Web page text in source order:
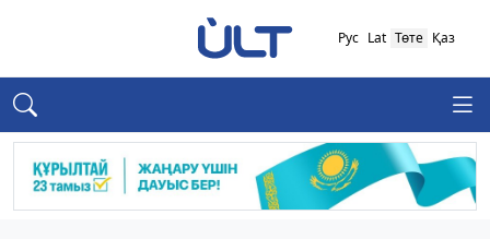
Қаз
Төте
Lat
Рус